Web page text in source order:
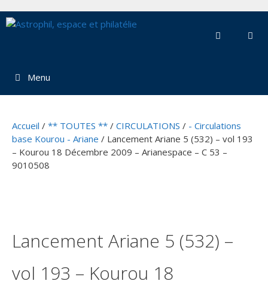
au
Menu
Accueil / ** TOUTES ** / CIRCULATIONS / - Circulations
base Kourou - Ariane / Lancement Ariane 5 (532) – vol 193
– Kourou 18 Décembre 2009 – Arianespace – C 53 –
9010508
Lancement Ariane 5 (532) –
vol 193 – Kourou 18